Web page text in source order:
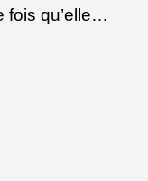
fois qu’elle…